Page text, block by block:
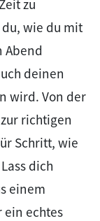
zu
wie du mit
Abend
deinen
wird. Von der
richtigen
Schritt, wie
dich
einem
ein echtes